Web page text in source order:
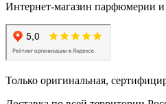
Интернет-магазин парфюмерии и
Только оригинальная,